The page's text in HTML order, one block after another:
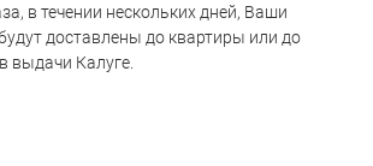
в течении нескольких дней, Ваши
доставлены до квартиры или до
выдачи Калуге.